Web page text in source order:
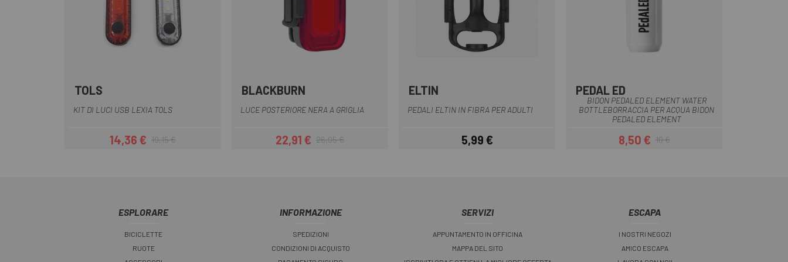
TOLS
KIT DI LUCI USB LEXIA TOLS
Prezzo
14,36 €Prezzo base
19,15 €
BLACKBURN
LUCE POSTERIORE NERA A GRIGLIA
Prezzo
22,91 €Prezzo base
26,95 €
ELTIN
PEDALI ELTIN IN FIBRA PER ADULTI
Prezzo
5,99 €
Blu
PEDAL ED
BIDON PEDALED ELEMENT WATER
BOTTLEBORRACCIA PER ACQUA BIDON
PEDALED ELEMENT
Prezzo
8,50 €Prezzo base
10 €
ESPLORARE
BICICLETTE
RUOTE
INFORMAZIONE
SPEDIZIONI
CONDIZIONI DI ACQUISTO
SERVIZI
APPUNTAMENTO IN OFFICINA
MAPPA DEL SITO
ESCAPA
I NOSTRI NEGOZI
AMICO ESCAPA